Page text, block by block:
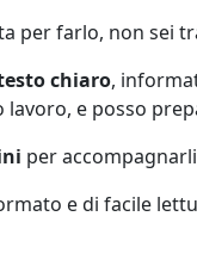
per farlo, non sei
chiaro,
lavoro, e posso
per
e di facile